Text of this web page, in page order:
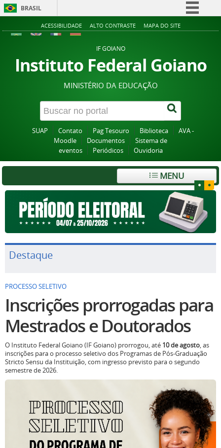
BRASIL
Simplifique!
Acesso à informação
Legislação
Canais
ACESSIBILIDADE ALTO CONTRASTE MAPA DO SITE
IF GOIANO
Instituto Federal Goiano
MINISTÉRIO DA EDUCAÇÃO
SUAP Contato Pag Tesouro Biblioteca
AVA -
Moodle
Documentos
Sistema de
eventos
Periódicos Ouvidoria
MENU
Destaque
PROCESSO SELETIVO
Inscrições prorrogadas para
Mestrados e Doutorados
O Instituto Federal Goiano (IF Goiano) prorrogou, até 10 de agosto, as
inscrições para o processo seletivo dos Programas de Pós-Graduação
Stricto Sensu da Instituição, com ingresso previsto para o segundo
semestre de 2026.